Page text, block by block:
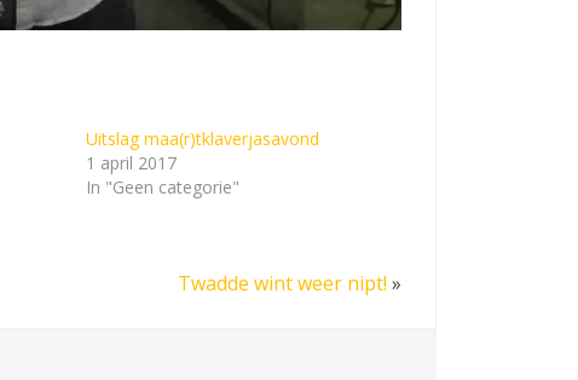
Uitslag maa(r)tklaverjasavond
1 april 2017
In "Geen categorie"
Twadde wint weer nipt! »